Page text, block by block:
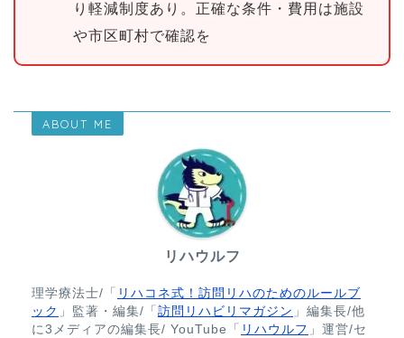
り軽減制度あり。正確な条件・費用は施設
や市区町村で確認を
ABOUT ME
リハウルフ
理学療法士/「 リハコネ式！訪問リハのためのルールブ
ック 」監著・編集/「 訪問リハビリマガジン 」編集長/他
に3メディアの編集長/ YouTube「 リハウルフ 」運営/セ